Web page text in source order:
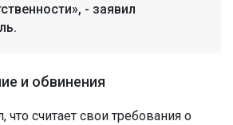
- заявил
и обвинения
что считает свои требования о